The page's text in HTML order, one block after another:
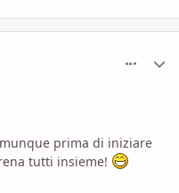
prima di iniziare
tutti insieme!